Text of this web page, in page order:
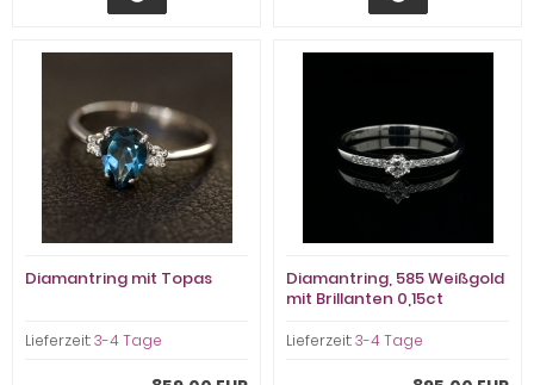
Diamantring mit Topas
Lieferzeit:3-4 Tage
Diamantring, 585 Weißgold
mit Brillanten 0,15ct
Lieferzeit:3-4 Tage